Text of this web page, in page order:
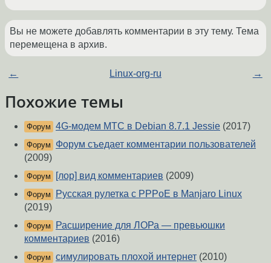
Вы не можете добавлять комментарии в эту тему. Тема
перемещена в архив.
← Linux-org-ru →
Похожие темы
Форум 4G-модем МТС в Debian 8.7.1 Jessie (2017)
Форум
Форум съедает комментарии пользователей
(2009)
Форум [лор] вид комментариев (2009)
Форум
Русская рулетка с PPPoE в Manjaro Linux
(2019)
Форум
Расширение для ЛОРа — превьюшки
комментариев (2016)
Форум симулировать плохой интернет (2010)